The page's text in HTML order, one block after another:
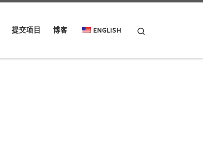
提交项目 博客 ENGLISH